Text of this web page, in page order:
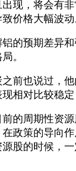
现，将会有
价格大幅波动
预期差异和
。
也说过，他
相对比较稳定
周期性资源
在政策的导向
股的时候，